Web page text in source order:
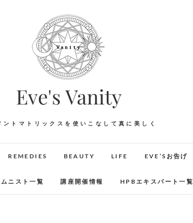
Eve's Vanity
ントマトリックスを使いこなして真に美しく
REMEDIES BEAUTY LIFE EVE’Sお告げ
ニスト一覧 講座開催情報 HPBエキスパート一覧